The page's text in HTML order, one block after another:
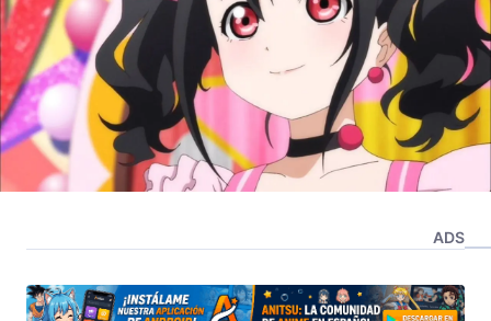
ADS